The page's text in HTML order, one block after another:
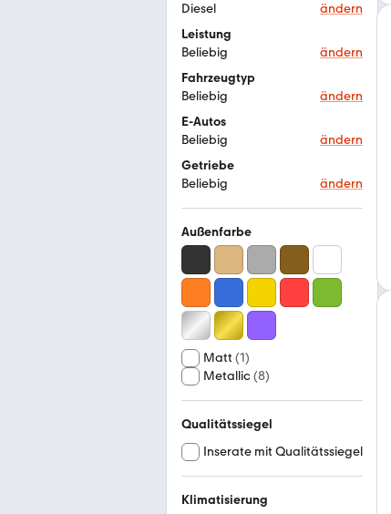
Diesel
ändern
Leistung
Beliebig
ändern
Fahrzeugtyp
Beliebig
ändern
E-Autos
Beliebig
ändern
Getriebe
Beliebig
ändern
Außenfarbe
Matt (1)
Metallic(8)
Qualitätssiegel
Inserate mit Qualitätssiegel
Klimatisierung